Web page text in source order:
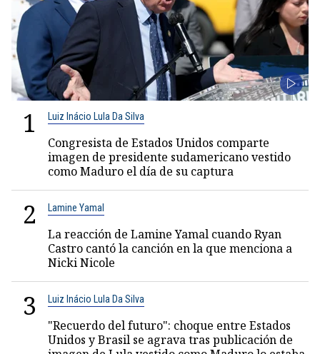
1 Luiz Inácio Lula Da Silva
Congresista de Estados Unidos comparte
imagen de presidente sudamericano vestido
como Maduro el día de su captura
2 Lamine Yamal
La reacción de Lamine Yamal cuando Ryan
Castro cantó la canción en la que menciona a
Nicki Nicole
3 Luiz Inácio Lula Da Silva
"Recuerdo del futuro": choque entre Estados
Unidos y Brasil se agrava tras publicación de